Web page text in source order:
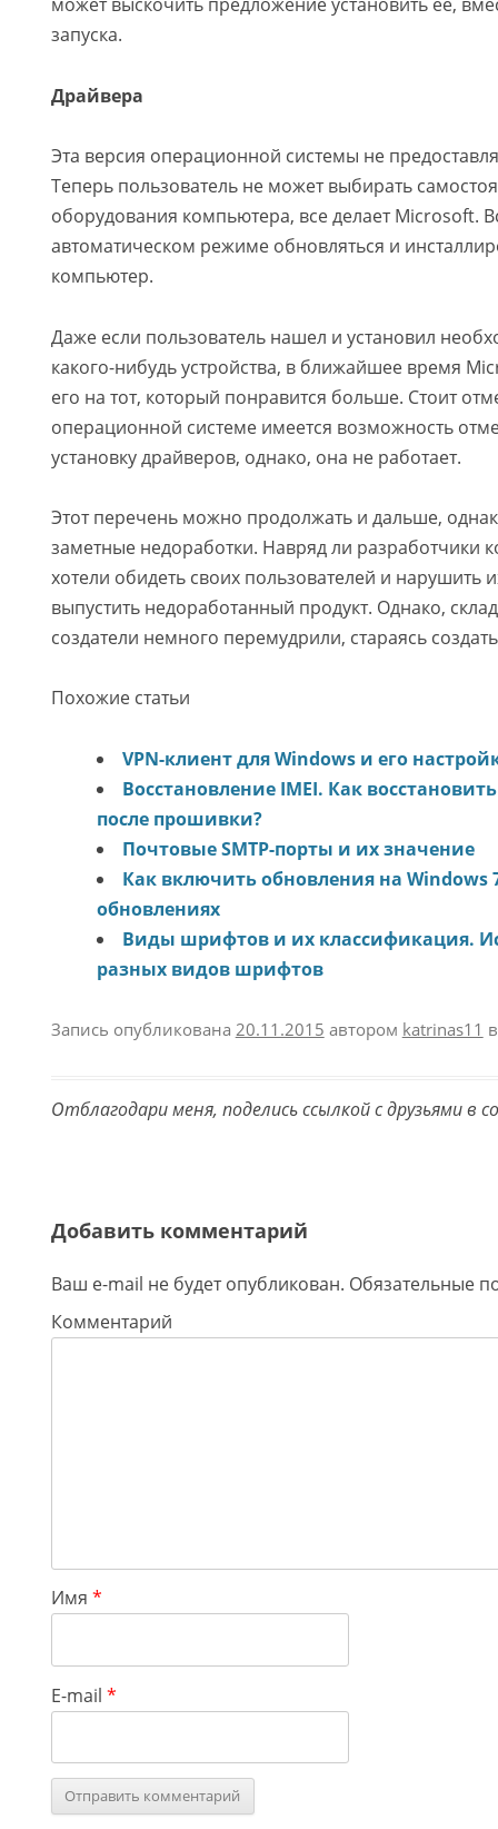
запуска.
Драйвера
Эта версия операционной системы не
Теперь пользователь не может выбирать
оборудования компьютера, все делает Microsoft.
автоматическом режиме обновляться и
компьютер.
Даже если пользователь нашел и установил
какого-нибудь устройства, в ближайшее время
его на тот, который понравится больше. Стоит
операционной системе имеется возможность
установку драйверов, однако, она не работает.
Этот перечень можно продолжать и дальше,
заметные недоработки. Навряд ли разработчики
хотели обидеть своих пользователей и нарушить
выпустить недоработанный продукт. Однако,
создатели немного перемудрили, стараясь
Похожие статьи
VPN-клиент для Windows и его
Восстановление IMEI. Как
после прошивки?
Почтовые SMTP-порты и их значение
Как включить обновления на Windows
обновлениях
Виды шрифтов и их классификация.
разных видов шрифтов
Запись опубликована 20.11.2015 автором katrinas11
Отблагодари меня, поделись ссылкой с друзьями в
Добавить комментарий
Ваш e-mail не будет опубликован. Обязательные
Комментарий
Имя *
E-mail *